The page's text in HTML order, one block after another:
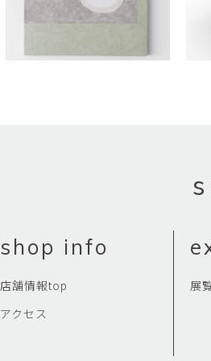
shop info
店舗情報top
アクセス
展